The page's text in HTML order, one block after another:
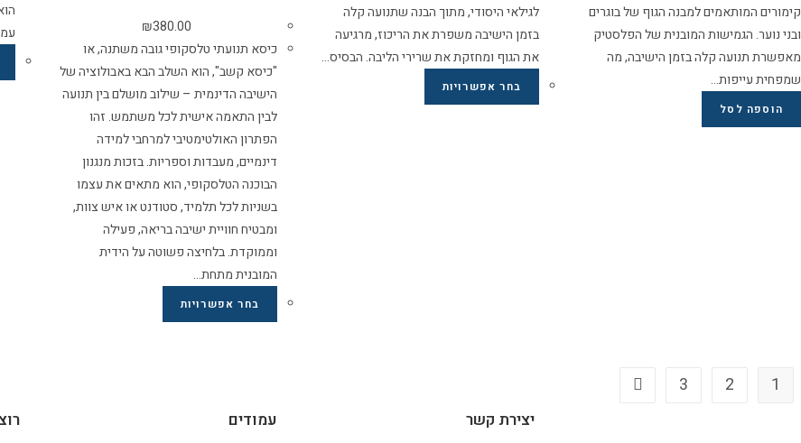
קימורים המותאמים למבנה הגוף של בוגרים
ובני נוער. הגמישות המובנית של הפלסטיק
מאפשרת תנועה קלה בזמן הישיבה, מה
שמפחית עייפות…
הוספה לסל
לגילאי היסודי, מתוך הבנה שתנועה קלה
בזמן הישיבה משפרת את הריכוז, מרגיעה
את הגוף ומחזקת את שרירי הליבה. הבסיס…
בחר אפשרויות
₪380.00
כיסא תנועתי טלסקופי גובה משתנה, או
"כיסא קשב", הוא השלב הבא באבולוציה של
הישיבה הדינמית – שילוב מושלם בין תנועה
לבין התאמה אישית לכל משתמש. זהו
הפתרון האולטימטיבי למרחבי למידה
דינמיים, מעבדות וספריות. בזכות מנגנון
הבוכנה הטלסקופי, הוא מתאים את עצמו
בשניות לכל תלמיד, סטודנט או איש צוות,
ומבטיח חוויית ישיבה בריאה, פעילה
וממוקדת. בלחיצה פשוטה על הידית
המובנית מתחת…
בחר אפשרויות
1
2
3
יצירת קשר עמודים